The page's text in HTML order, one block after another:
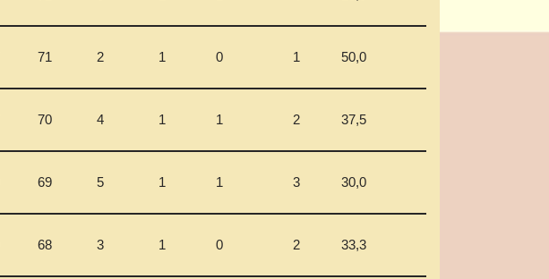
71 2 1 0 1 50,0
70 4 1 1 2 37,5
69 5 1 1 3 30,0
68 3 1 0 2 33,3